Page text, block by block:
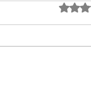
Obtuvo